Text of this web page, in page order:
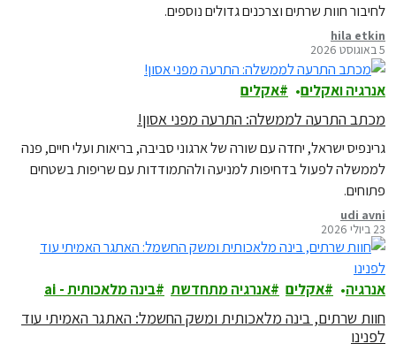
לחיבור חוות שרתים וצרכנים גדולים נוספים.
hila etkin
5 באוגוסט 2026
אנרגיה ואקלים אקלים
מכתב התרעה לממשלה: התרעה מפני אסון!
גרינפיס ישראל, יחדה עם שורה של ארגוני סביבה, בריאות ועלי חיים, פנה
לממשלה לפעול בדחיפות למניעה ולהתמודדות עם שריפות בשטחים
פתוחים.
udi avni
23 ביולי 2026
אנרגיה אקלים אנרגיה מתחדשת בינה מלאכותית - ai
חוות שרתים, בינה מלאכותית ומשק החשמל: האתגר האמיתי עוד
לפנינו